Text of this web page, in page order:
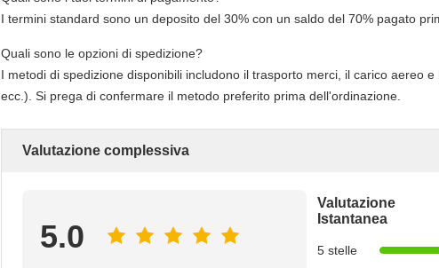
I termini standard sono un deposito del 30% con un saldo del 70% pagato
Quali sono le opzioni di spedizione?
I metodi di spedizione disponibili includono il trasporto merci, il carico aereo
ecc.). Si prega di confermare il metodo preferito prima dell'ordinazione.
Valutazione complessiva
5.0
Valutazione
Istantanea
5 stelle